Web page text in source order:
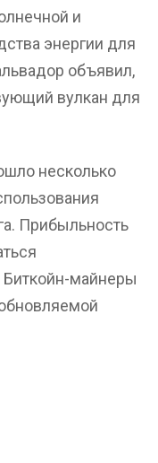
и
энергии для
объявил,
вулкан для
несколько
Прибыльность
Биткойн-майнеры